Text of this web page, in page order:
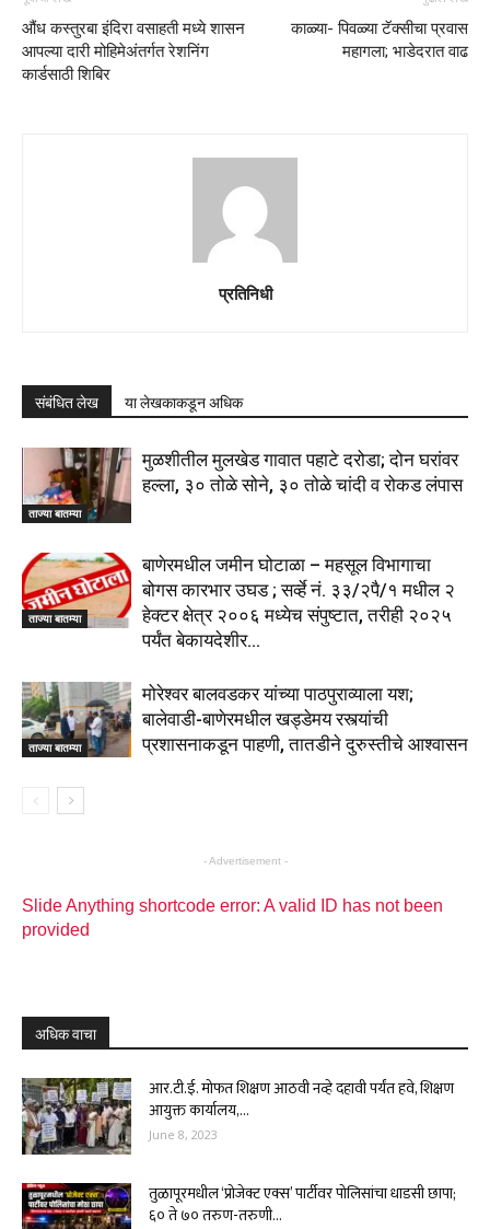
औंध कस्तुरबा इंदिरा वसाहती मध्ये शासन
आपल्या दारी मोहिमेअंतर्गत रेशनिंग
कार्डसाठी शिबिर
काळ्या- पिवळ्या टॅक्सीचा प्रवास
महागला; भाडेदरात वाढ
प्रतिनिधी
संबंधित लेख या लेखकाकडून अधिक
ताज्या बातम्या
मुळशीतील मुलखेड गावात पहाटे दरोडा; दोन घरांवर
हल्ला, ३० तोळे सोने, ३० तोळे चांदी व रोकड लंपास
ताज्या बातम्या
बाणेरमधील जमीन घोटाळा – महसूल विभागाचा
बोगस कारभार उघड ; सर्व्हे नं. ३३/२पै/१ मधील २
हेक्टर क्षेत्र २००६ मध्येच संपुष्टात, तरीही २०२५
पर्यंत बेकायदेशीर...
ताज्या बातम्या
मोरेश्वर बालवडकर यांच्या पाठपुराव्याला यश;
बालेवाडी-बाणेरमधील खड्डेमय रस्त्यांची
प्रशासनाकडून पाहणी, तातडीने दुरुस्तीचे आश्वासन
- Advertisement -
Slide Anything shortcode error: A valid ID has not been
provided
अधिक वाचा
आर.टी.ई. मोफत शिक्षण आठवी नव्हे दहावी पर्यंत हवे, शिक्षण
आयुक्त कार्यालय,...
June 8, 2023
तुळापूरमधील ‘प्रोजेक्ट एक्स’ पार्टीवर पोलिसांचा धाडसी छापा;
६० ते ७० तरुण-तरुणी...